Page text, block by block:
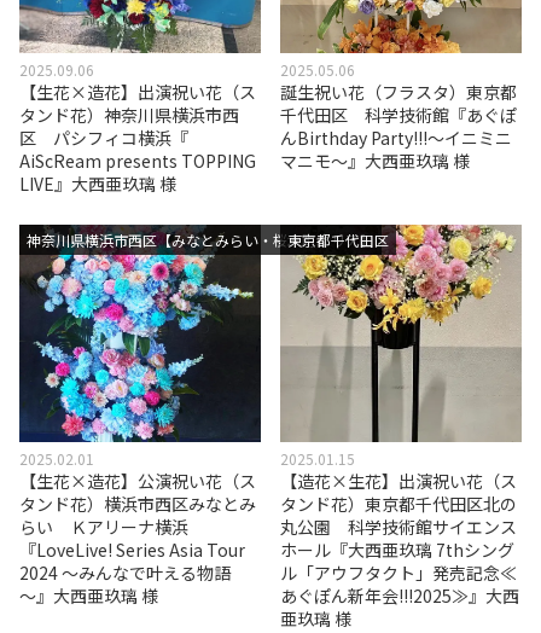
2025.09.06
【生花×造花】出演祝い花（ス
タンド花）神奈川県横浜市西
区 パシフィコ横浜『
AiScReam presents TOPPING
LIVE』大西亜玖璃 様
2025.05.06
誕生祝い花（フラスタ）東京都
千代田区 科学技術館『あぐぽ
んBirthday Party!!!～イニミニ
マニモ～』大西亜玖璃 様
神奈川県横浜市西区【みなとみらい・桜木町エリア】
2025.02.01
【生花×造花】公演祝い花（ス
タンド花）横浜市西区みなとみ
らい Ｋアリーナ横浜
『LoveLive! Series Asia Tour
2024 ～みんなで叶える物語
～』大西亜玖璃 様
東京都千代田区
2025.01.15
【造花×生花】出演祝い花（ス
タンド花）東京都千代田区北の
丸公園 科学技術館サイエンス
ホール『大西亜玖璃 7thシング
ル「アウフタクト」発売記念≪
あぐぽん新年会!!!2025≫』大西
亜玖璃 様